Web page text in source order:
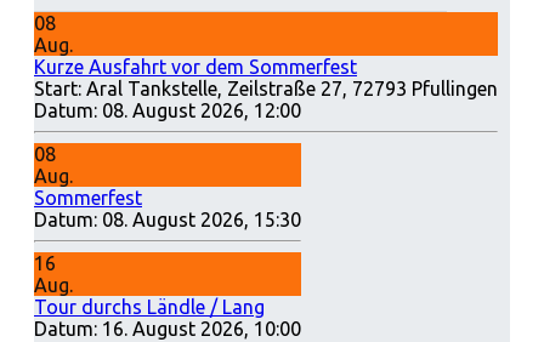
08
Aug.
Kurze Ausfahrt vor dem Sommerfest
Start: Aral Tankstelle, Zeilstraße 27, 72793 Pfullingen
Datum: 08. August 2026, 12:00
08
Aug.
Sommerfest
Datum: 08. August 2026, 15:30
16
Aug.
Tour durchs Ländle / Lang
Datum: 16. August 2026, 10:00